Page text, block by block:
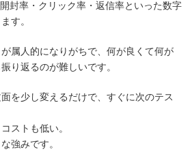
封率・クリック率・返信率といった数字
す。
属人的になりがちで、何が良くて何が
り返るのが難しいです。
を少し変えるだけで、すぐに次のテス
ストも低い。
強みです。